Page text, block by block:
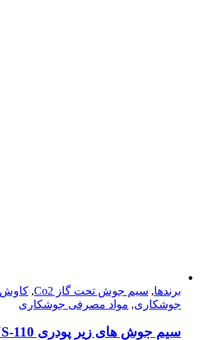
برندها, سیم جوش تحت گاز Co2 ,
جوشکاری, مواد مصرفی جوشکاری
سیم جوش های زیر پودری KJS-110